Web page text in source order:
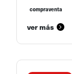
compraventa
ver más